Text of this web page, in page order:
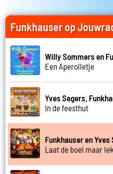
Funkhauser op
Willy Sommers en
Een Aperolletje
Yves Segers,
In de feesthut
Funkhauser en Yves
Laat de boel maar